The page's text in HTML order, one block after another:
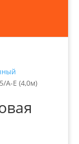
A-E (4,0м)